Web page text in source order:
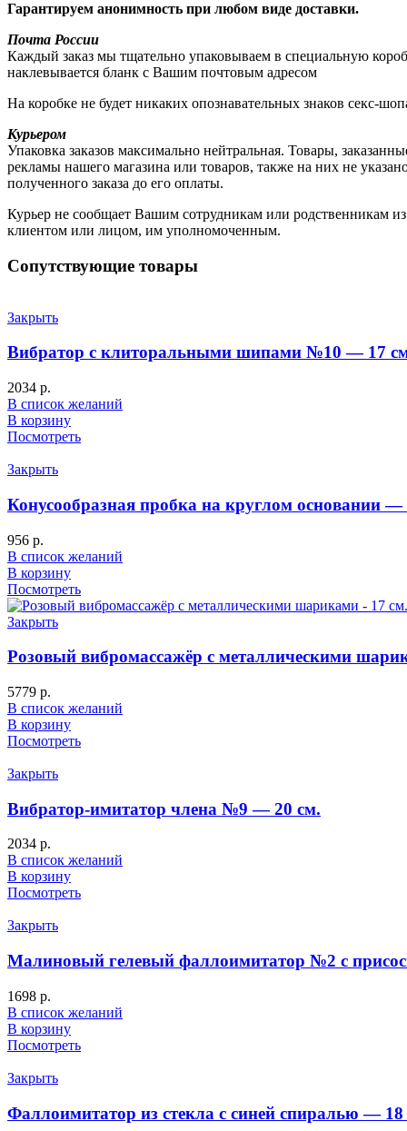
Гарантируем анонимность при любом виде доставки.
Почта России
Каждый заказ мы тщательно упаковываем в специальную
наклевывается бланк с Вашим почтовым адресом
На коробке не будет никаких опознавательных знаков секс-
Курьером
Упаковка заказов максимально нейтральная. Товары,
рекламы нашего магазина или товаров, также на них не
полученного заказа до его оплаты.
Курьер не сообщает Вашим сотрудникам или родственникам из
клиентом или лицом, им уполномоченным.
Сопутствующие товары
Закрыть
Вибратор с клиторальными шипами №10 — 17
2034 р.
В список желаний
В корзину
Посмотреть
Закрыть
Конусообразная пробка на круглом основании —
956 р.
В список желаний
В корзину
Посмотреть
Закрыть
Розовый вибромассажёр с металлическими
5779 р.
В список желаний
В корзину
Посмотреть
Закрыть
Вибратор-имитатор члена №9 — 20 см.
2034 р.
В список желаний
В корзину
Посмотреть
Закрыть
Малиновый гелевый фаллоимитатор №2 с
1698 р.
В список желаний
В корзину
Посмотреть
Закрыть
Фаллоимитатор из стекла с синей спиралью — 18